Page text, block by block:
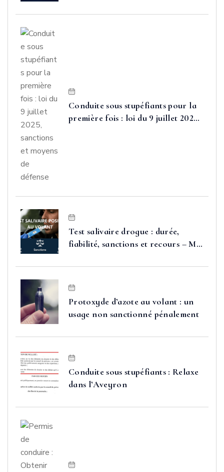
Conduite sous stupéfiants pour la
première fois : loi du 9 juillet 2025,
Test salivaire drogue : durée,
fiabilité, sanctions et recours – Me
Protoxyde d’azote au volant : un
usage non sanctionné pénalement
Conduite sous stupéfiants : Relaxe
dans l’Aveyron